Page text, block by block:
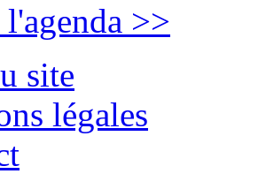
>>
site
légales